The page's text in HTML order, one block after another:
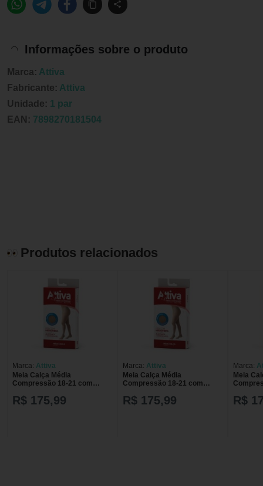
Informações sobre o produto
Marca: Attiva
Fabricante: Attiva
Unidade: 1 par
EAN: 7898270181504
Produtos relacionados
Marca: Attiva
Meia Calça Média
Compressão 18-21 com
R$ 175,99
Marca: Attiva
Meia Calça Média
Compressão 18-21 com
R$ 175,99
Marca:
Meia
R$